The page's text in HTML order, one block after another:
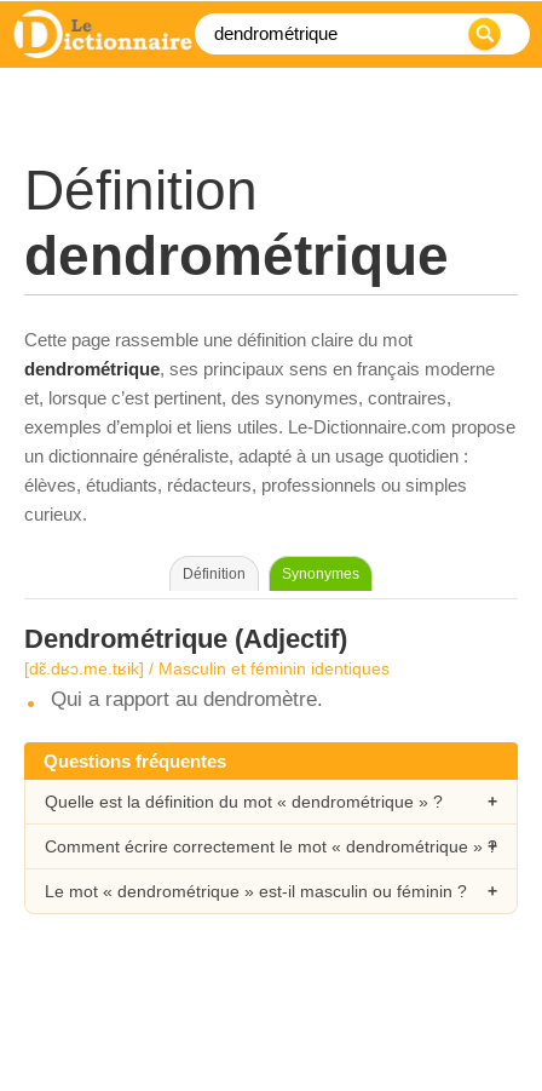
Définition
dendrométrique
Cette page rassemble une définition claire du mot
dendrométrique, ses principaux sens en français moderne
et, lorsque c’est pertinent, des synonymes, contraires,
exemples d’emploi et liens utiles. Le-Dictionnaire.com propose
un dictionnaire généraliste, adapté à un usage quotidien :
élèves, étudiants, rédacteurs, professionnels ou simples
curieux.
Définition Synonymes
Dendrométrique (Adjectif)
[dɛ̃.dʁɔ.me.tʁik] / Masculin et féminin identiques
Qui a rapport au dendromètre.
Questions fréquentes
Quelle est la définition du mot « dendrométrique » ?
Comment écrire correctement le mot « dendrométrique » ?
Le mot « dendrométrique » est-il masculin ou féminin ?